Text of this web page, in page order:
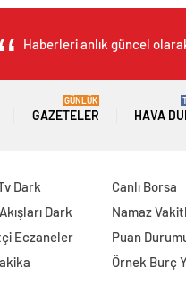
Haberleri anlık güncel
GAZETELER
GÜNLÜK
HAVA
Dark
Dark
Eczaneler
Canlı Borsa
Namaz
Puan
Örnek Burç